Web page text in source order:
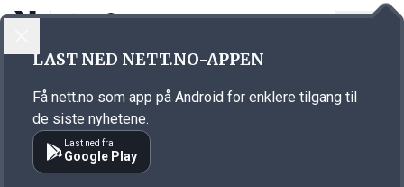
Annonsørinnhold
LAST NED NETT.NO-APPEN
Få nett.no som app på Android for enklere tilgang til
de siste nyhetene.
Last ned fra
Google Play